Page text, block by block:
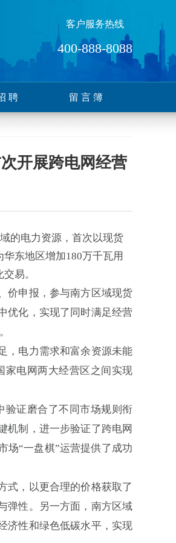
客户服务热线
400-888-8088
聘 留言簿
开展跨电网经营
的电力资源，首次以现货
东地区增加180万千瓦用
易。
申报，参与南方区域现货
优化，实现了同时满足经营
电力需求和富余资源未能
家电网两大经营区之间实现
证磨合了不同市场规则衔
机制，进一步验证了跨电网
场“一盘棋”运营提供了成功
，以更合理的价格获取了
弹性。另一方面，南方区域
济性和绿色低碳水平，实现